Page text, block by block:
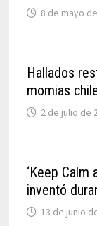
8 de mayo
Hallados
momias
2 de julio de
‘Keep Calm
inventó
13 de junio